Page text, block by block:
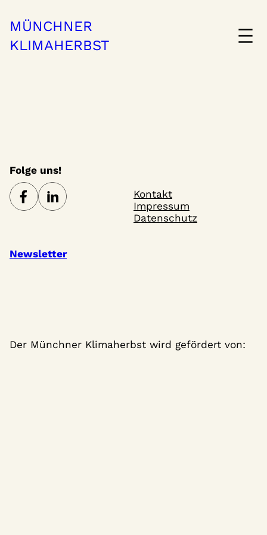
MÜNCHNER
KLIMAHERBST
Folge uns!
Newsletter
Kontakt
Impressum
Datenschutz
Der Münchner Klimaherbst wird gefördert von: